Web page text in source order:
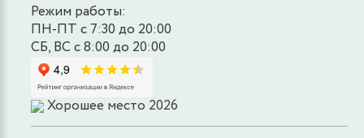
Режим работы:
ПН-ПТ с 7:30 до 20:00
СБ, ВС с 8:00 до 20:00
Хорошее место 2026